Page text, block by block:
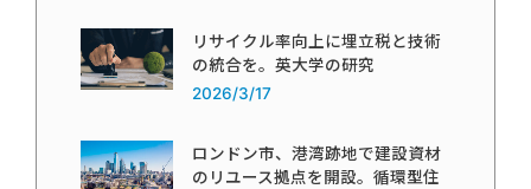
リサイクル率向上に埋立税と技術
の統合を。英大学の研究
2026/3/17
ロンドン市、港湾跡地で建設資材
のリユース拠点を開設。循環型住